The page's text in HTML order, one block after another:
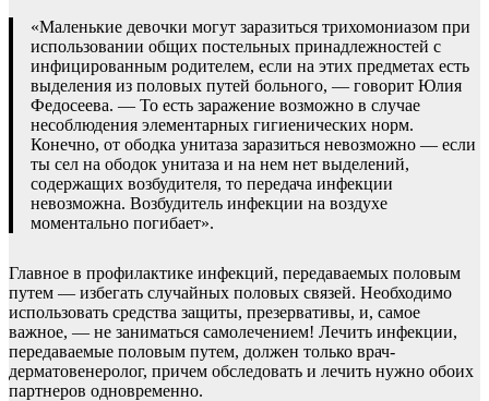
«Маленькие девочки могут заразиться трихомониазом при
использовании общих постельных принадлежностей с
инфицированным родителем, если на этих предметах есть
выделения из половых путей больного, — говорит Юлия
Федосеева. — То есть заражение возможно в случае
несоблюдения элементарных гигиенических норм.
Конечно, от ободка унитаза заразиться невозможно — если
ты сел на ободок унитаза и на нем нет выделений,
содержащих возбудителя, то передача инфекции
невозможна. Возбудитель инфекции на воздухе
моментально погибает».
Главное в профилактике инфекций, передаваемых половым
путем — избегать случайных половых связей. Необходимо
использовать средства защиты, презервативы, и, самое
важное, — не заниматься самолечением! Лечить инфекции,
передаваемые половым путем, должен только врач-
дерматовенеролог, причем обследовать и лечить нужно обоих
партнеров одновременно.